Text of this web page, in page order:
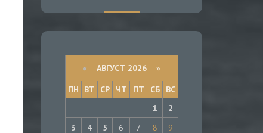
« АВГУСТ 2026 »
ПН
ВТ СР ЧТ ПТ СБ
ВС
1
2
3
4 5 6 7 8
9